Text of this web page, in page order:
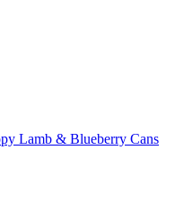
Lamb & Blueberry Cans